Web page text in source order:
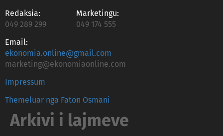
Redaksia:
049 289 299
Marketingu:
049 174 555
Email:
ekonomia.online@gmail.com
marketing@ekonomiaonline.com
Impressum
Themeluar nga Faton Osmani
Arkivi i lajmeve